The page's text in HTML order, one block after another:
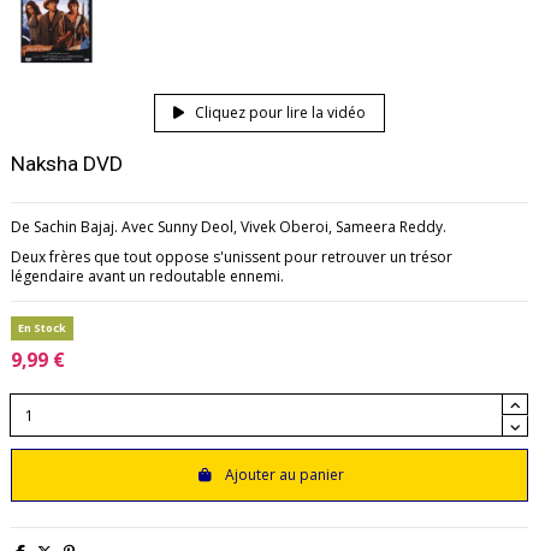
Cliquez pour lire la vidéo
Naksha DVD
De Sachin Bajaj. Avec Sunny Deol, Vivek Oberoi, Sameera Reddy.
Deux frères que tout oppose s'unissent pour retrouver un trésor
légendaire avant un redoutable ennemi.
En Stock
9,99 €
Ajouter au panier